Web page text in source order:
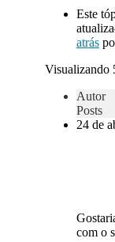
Este
atrás
Visualizando
Autor
Posts
24 de
com o